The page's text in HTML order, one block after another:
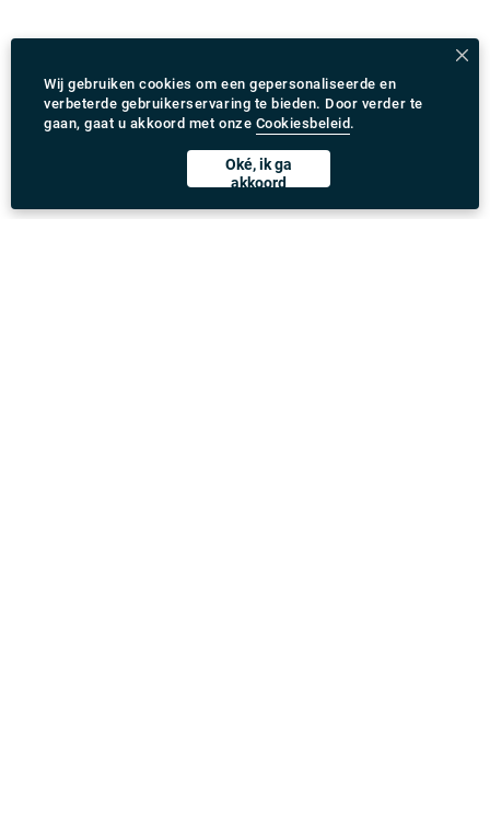
Wij gebruiken cookies om een gepersonaliseerde en
verbeterde gebruikerservaring te bieden. Door verder te
gaan, gaat u akkoord met onze Cookiesbeleid .
Oké, ik ga
akkoord